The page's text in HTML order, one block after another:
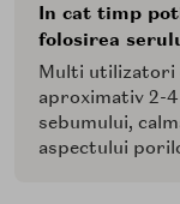
In cat timp
folosirea
Multi utilizatori
aproximativ 2-
sebumului,
aspectului